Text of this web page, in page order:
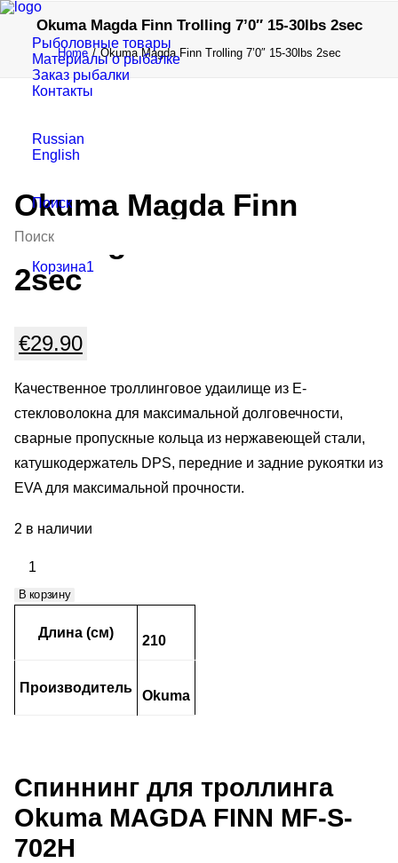
Рыболовные товары
Материалы о рыбалке
Заказ рыбалки
Контакты
Russian
English
Поиск
Корзина1
Okuma Magda Finn Trolling 7’0″ 15-30lbs 2sec
Home Okuma Magda Finn Trolling 7’0″ 15-30lbs 2sec
Okuma Magda Finn
Trolling 7’0″ 15-30lbs
2sec
€29.90
Качественное троллинговое удаилище из E-
стекловолокна для максимальной долговечности,
сварные пропускные кольца из нержавеющей стали,
катушкодержатель DPS, передние и задние рукоятки из
EVA для максимальной прочности.
2 в наличии
Количество
Okuma
Magda
7'0"
В корзину
Длина (см)
210
Производитель
Okuma
Спиннинг для троллинга
Okuma MAGDA FINN MF-S-
702H